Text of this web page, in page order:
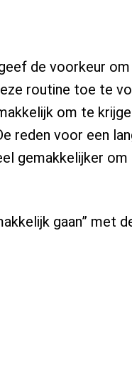
de voorkeur
routine toe te
om te
reden voor een
gemakkelijker om
gaan” met